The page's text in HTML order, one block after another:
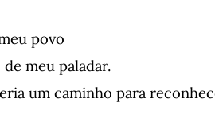
povo
meu paladar.
um caminho para